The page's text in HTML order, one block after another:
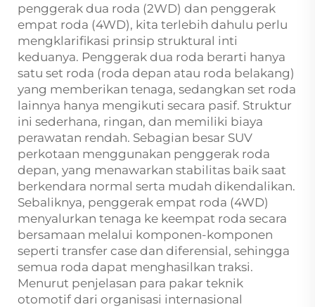
penggerak dua roda (2WD) dan penggerak
empat roda (4WD), kita terlebih dahulu perlu
mengklarifikasi prinsip struktural inti
keduanya. Penggerak dua roda berarti hanya
satu set roda (roda depan atau roda belakang)
yang memberikan tenaga, sedangkan set roda
lainnya hanya mengikuti secara pasif. Struktur
ini sederhana, ringan, dan memiliki biaya
perawatan rendah. Sebagian besar SUV
perkotaan menggunakan penggerak roda
depan, yang menawarkan stabilitas baik saat
berkendara normal serta mudah dikendalikan.
Sebaliknya, penggerak empat roda (4WD)
menyalurkan tenaga ke keempat roda secara
bersamaan melalui komponen-komponen
seperti transfer case dan diferensial, sehingga
semua roda dapat menghasilkan traksi.
Menurut penjelasan para pakar teknik
otomotif dari organisasi internasional